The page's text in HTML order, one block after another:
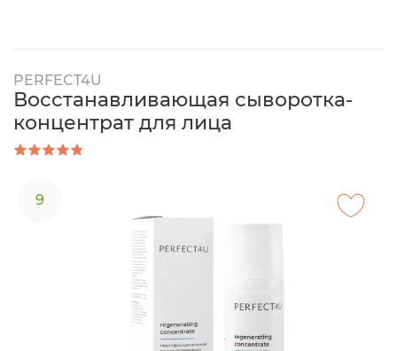
PERFECT4U
Восстанавливающая сыворотка-
концентрат для лица
9